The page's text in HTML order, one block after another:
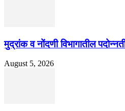
मुद्रांक व नोंदणी विभागातील
August 5, 2026